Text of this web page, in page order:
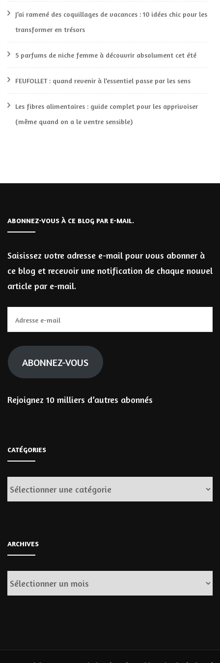
J’ai ramené des coquillages de vacances : 10 idées chic pour les
transformer en trésors
5 parfums de niche femme à découvrir absolument cet été
FEUFOLLET : quand revenir à l’essentiel passe par les sens
Les fibres alimentaires : guide complet pour les apprivoiser
(même quand on a le ventre sensible)
ABONNEZ-VOUS À CE BLOG PAR E-MAIL.
Saisissez votre adresse e-mail pour vous abonner à
ce blog et recevoir une notification de chaque nouvel
article par e-mail.
e-
mail
ABONNEZ-VOUS
Rejoignez 10 milliers d’autres abonnés
CATÉGORIES
Catégories
ARCHIVES
Archives